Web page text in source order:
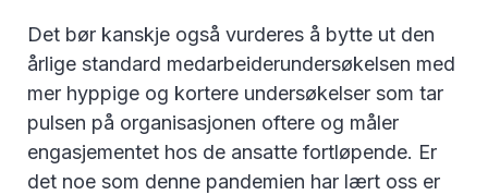
Det bør kanskje også vurderes å bytte ut den
årlige standard medarbeiderundersøkelsen med
mer hyppige og kortere undersøkelser som tar
pulsen på organisasjonen oftere og måler
engasjementet hos de ansatte fortløpende. Er
det noe som denne pandemien har lært oss er